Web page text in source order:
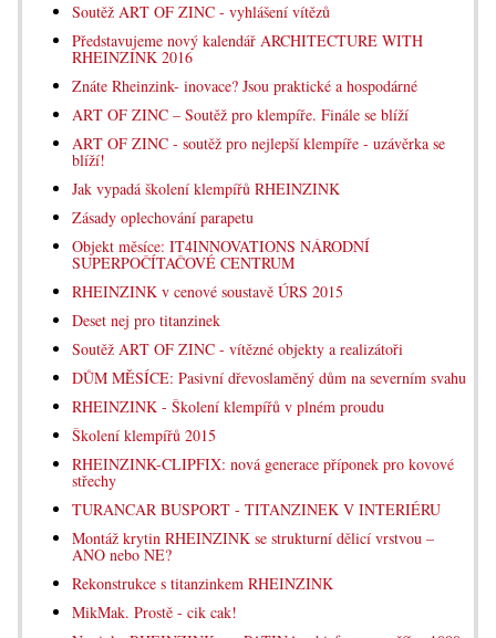
Soutěž ART OF ZINC - vyhlášení vítězů
Představujeme nový kalendář ARCHITECTURE WITH
RHEINZINK 2016
Znáte Rheinzink- inovace? Jsou praktické a hospodárné
ART OF ZINC – Soutěž pro klempíře. Finále se blíží
ART OF ZINC - soutěž pro nejlepší klempíře - uzávěrka se
blíží!
Jak vypadá školení klempířů RHEINZINK
Zásady oplechování parapetu
Objekt měsíce: IT4INNOVATIONS NÁRODNÍ
SUPERPOČÍTAČOVÉ CENTRUM
RHEINZINK v cenové soustavě ÚRS 2015
Deset nej pro titanzinek
Soutěž ART OF ZINC - vítězné objekty a realizátoři
DŮM MĚSÍCE: Pasivní dřevoslaměný dům na severním svahu
RHEINZINK - Školení klempířů v plném proudu
Školení klempířů 2015
RHEINZINK-CLIPFIX: nová generace příponek pro kovové
střechy
TURANCAR BUSPORT - TITANZINEK V INTERIÉRU
Montáž krytin RHEINZINK se strukturní dělicí vrstvou –
ANO nebo NE?
Rekonstrukce s titanzinkem RHEINZINK
MikMak. Prostě - cik cak!